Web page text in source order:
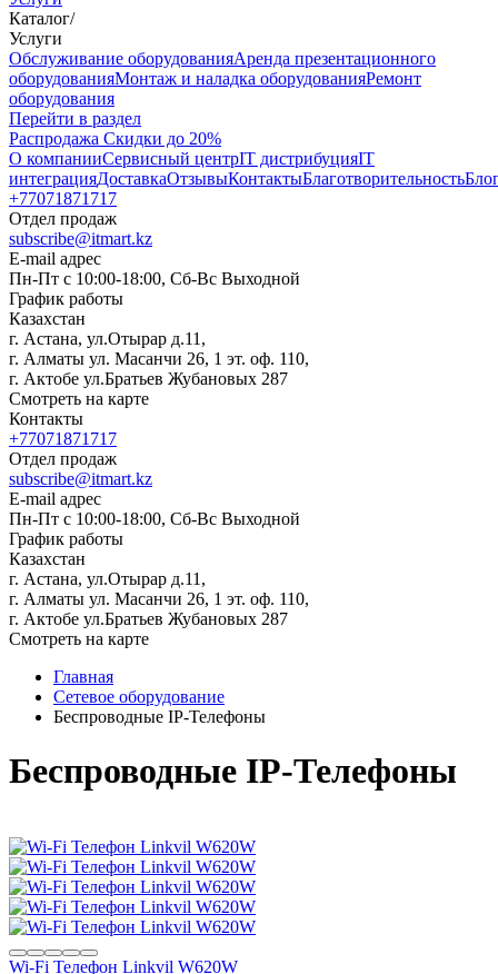
Каталог/
Услуги
Oбслуживание оборудованияАренда презентационного
оборудованияМонтаж и наладка оборудованияРемонт
оборудования
Перейти в раздел
Распродажа Скидки до 20%
О компанииСервисный центрIT дистрибуцияIT
интеграцияДоставкаОтзывыКонтактыБлаготворительность
+77071871717
Отдел продаж
subscribe@itmart.kz
E-mail адрес
Пн-Пт с 10:00-18:00, Сб-Вс Выходной
График работы
Казахстан
г. Астана, ул.Отырар д.11,
г. Алматы ул. Масанчи 26, 1 эт. оф. 110,
г. Актобе ул.Братьев Жубановых 287
Смотреть на карте
Контакты
+77071871717
Отдел продаж
subscribe@itmart.kz
E-mail адрес
Пн-Пт с 10:00-18:00, Сб-Вс Выходной
График работы
Казахстан
г. Астана, ул.Отырар д.11,
г. Алматы ул. Масанчи 26, 1 эт. оф. 110,
г. Актобе ул.Братьев Жубановых 287
Смотреть на карте
Главная
Сетевое оборудование
Беспроводные IP-Телефоны
Беспроводные IP-Телефоны
Wi-Fi Телефон Linkvil W620W